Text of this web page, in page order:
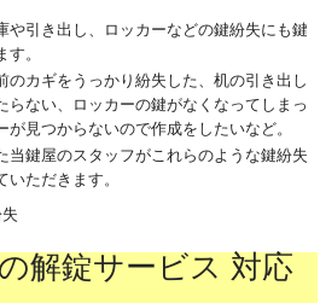
や引き出し、ロッカーなどの鍵紛失にも鍵
。
のカギをうっかり紛失した、机の引き出し
らない、ロッカーの鍵がなくなってしまっ
見つからないので作成をしたいなど。
当鍵屋のスタッフがこれらのような鍵紛失
ただきます。
解錠サービス 対応